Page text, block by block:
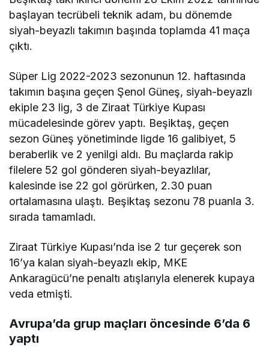
başlayan tecrübeli teknik adam, bu dönemde
siyah-beyazlı takımın başında toplamda 41 maça
çıktı.
Süper Lig 2022-2023 sezonunun 12. haftasında
takımın başına geçen Şenol Güneş, siyah-beyazlı
ekiple 23 lig, 3 de Ziraat Türkiye Kupası
mücadelesinde görev yaptı. Beşiktaş, geçen
sezon Güneş yönetiminde ligde 16 galibiyet, 5
beraberlik ve 2 yenilgi aldı. Bu maçlarda rakip
filelere 52 gol gönderen siyah-beyazlılar,
kalesinde ise 22 gol görürken, 2.30 puan
ortalamasına ulaştı. Beşiktaş sezonu 78 puanla 3.
sırada tamamladı.
Ziraat Türkiye Kupası’nda ise 2 tur geçerek son
16’ya kalan siyah-beyazlı ekip, MKE
Ankaragücü’ne penaltı atışlarıyla elenerek kupaya
veda etmişti.
Avrupa’da grup maçları öncesinde 6’da 6
yaptı